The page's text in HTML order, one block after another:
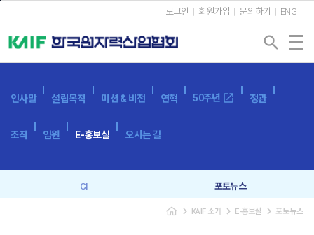
로그인 회원가입 문의하기 ENG
search
인사말 설립목적 미션 & 비전 연혁 50주년 open_in_new 정관
조직 임원 E-홍보실 오시는 길
CI 포토뉴스
navigate_next KAIF 소개 navigate_next E-홍보실 navigate_next 포토뉴스